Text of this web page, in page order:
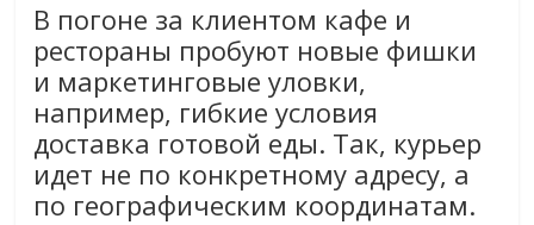
В погоне за клиентом кафе и
рестораны пробуют новые фишки
и маркетинговые уловки,
например, гибкие условия
доставка готовой еды. Так, курьер
идет не по конкретному адресу, а
по географическим координатам.